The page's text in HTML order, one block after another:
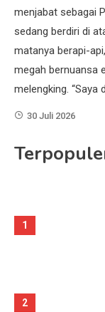
menjabat sebagai
sedang berdiri di
matanya berapi-
megah bernuansa
melengking. “Saya
30 Juli 2026
1
2